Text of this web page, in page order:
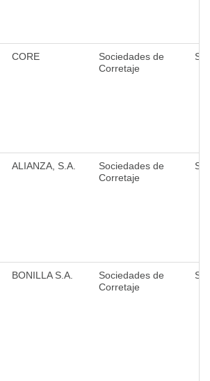
CORE
Sociedades de
Corretaje
ALIANZA, S.A.
Sociedades de
Corretaje
BONILLA S.A.
Sociedades de
Corretaje